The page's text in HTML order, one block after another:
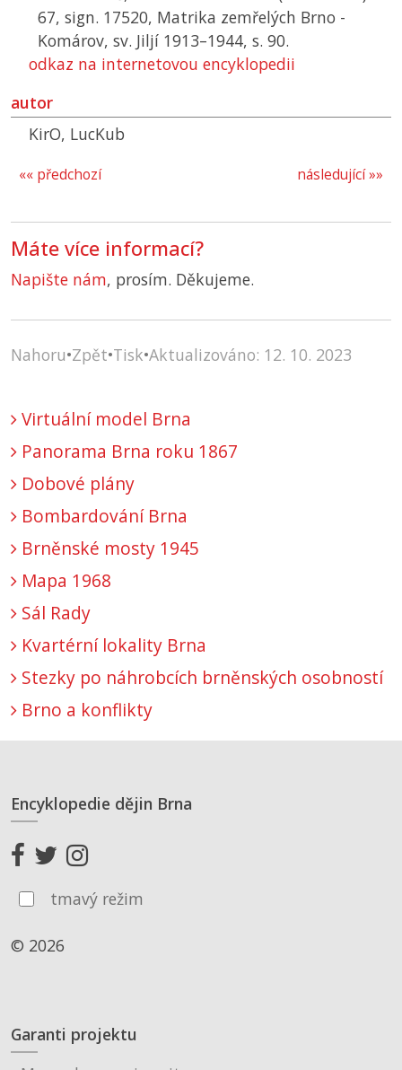
67, sign. 17520, Matrika zemřelých Brno -
Komárov, sv. Jiljí 1913–1944, s. 90.
odkaz na internetovou encyklopedii
autor
KirO, LucKub
následující »»
«« předchozí
Máte více informací?
Napište nám, prosím. Děkujeme.
Nahoru•Zpět•Tisk•Aktualizováno: 12. 10. 2023
Virtuální model Brna
Panorama Brna roku 1867
Dobové plány
Bombardování Brna
Brněnské mosty 1945
Mapa 1968
Sál Rady
Kvartérní lokality Brna
Stezky po náhrobcích brněnských osobností
Brno a konflikty
Encyklopedie dějin Brna
tmavý režim
© 2026
Garanti projektu